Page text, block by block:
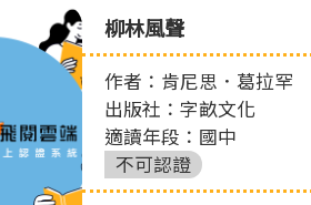
柳林風聲
作者：肯尼思．葛拉罕
出版社：字畝文化
適讀年段：國中
不可認證